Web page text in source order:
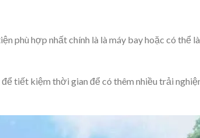
phù hợp nhất chính là là máy bay hoặc có thể là
tiết kiệm thời gian để có thêm nhiều trải